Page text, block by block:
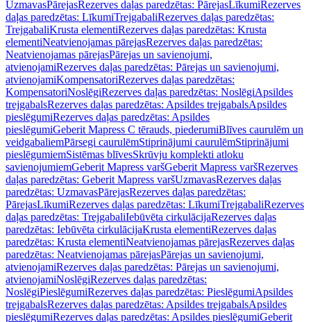
UzmavasPārejasRezerves daļas paredzētas: PārejasLīkumiRezerves
daļas paredzētas: LīkumiTrejgabaliRezerves daļas paredzētas:
TrejgabaliKrusta elementiRezerves daļas paredzētas: Krusta
elementiNeatvienojamas pārejasRezerves daļas paredzētas:
Neatvienojamas pārejasPārejas un savienojumi,
atvienojamiRezerves daļas paredzētas: Pārejas un savienojumi,
atvienojamiKompensatoriRezerves daļas paredzētas:
KompensatoriNoslēgiRezerves daļas paredzētas: NoslēgiApsildes
trejgabalsRezerves daļas paredzētas: Apsildes trejgabalsApsildes
pieslēgumiRezerves daļas paredzētas: Apsildes
pieslēgumiGeberit Mapress C tērauds, piederumiBlīves caurulēm un
veidgabaliemPārsegi caurulēmStiprinājumi caurulēmStiprinājumi
pieslēgumiemSistēmas blīvesSkrūvju komplekti atloku
savienojumiemGeberit Mapress varšGeberit Mapress varšRezerves
daļas paredzētas: Geberit Mapress varšUzmavasRezerves daļas
paredzētas: UzmavasPārejasRezerves daļas paredzētas:
PārejasLīkumiRezerves daļas paredzētas: LīkumiTrejgabaliRezerves
daļas paredzētas: TrejgabaliIebūvēta cirkulācijaRezerves daļas
paredzētas: Iebūvēta cirkulācijaKrusta elementiRezerves daļas
paredzētas: Krusta elementiNeatvienojamas pārejasRezerves daļas
paredzētas: Neatvienojamas pārejasPārejas un savienojumi,
atvienojamiRezerves daļas paredzētas: Pārejas un savienojumi,
atvienojamiNoslēgiRezerves daļas paredzētas:
NoslēgiPieslēgumiRezerves daļas paredzētas: PieslēgumiApsildes
trejgabalsRezerves daļas paredzētas: Apsildes trejgabalsApsildes
pieslēgumiRezerves daļas paredzētas: Apsildes pieslēgumiGeberit